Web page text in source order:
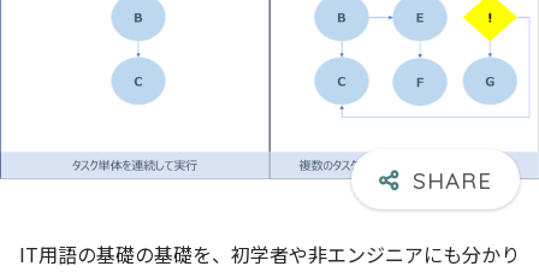
IT用語の基礎の基礎を、初学者や非エンジニアにも分かり